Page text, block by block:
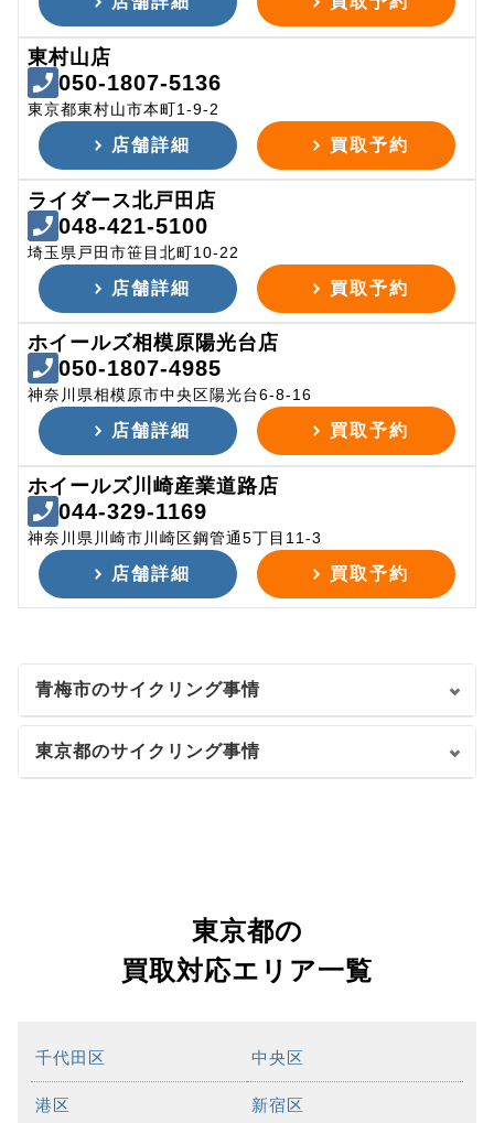
東村山店
050-1807-5136
東京都東村山市本町1-9-2
店舗詳細 買取予約
ライダース北戸田店
048-421-5100
埼玉県戸田市笹目北町10-22
店舗詳細 買取予約
ホイールズ相模原陽光台店
050-1807-4985
神奈川県相模原市中央区陽光台6-8-16
店舗詳細 買取予約
ホイールズ川崎産業道路店
044-329-1169
神奈川県川崎市川崎区鋼管通5丁目11-3
店舗詳細 買取予約
青梅市のサイクリング事情
東京都のサイクリング事情
東京都の
買取対応エリア一覧
千代田区 中央区
港区 新宿区